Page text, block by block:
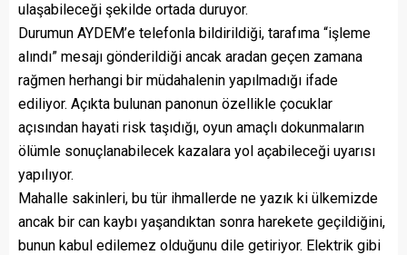
ulaşabileceği şekilde ortada duruyor.
Durumun AYDEM’e telefonla bildirildiği, tarafıma “işleme
alındı” mesajı gönderildiği ancak aradan geçen zamana
rağmen herhangi bir müdahalenin yapılmadığı ifade
ediliyor. Açıkta bulunan panonun özellikle çocuklar
açısından hayati risk taşıdığı, oyun amaçlı dokunmaların
ölümle sonuçlanabilecek kazalara yol açabileceği uyarısı
yapılıyor.
Mahalle sakinleri, bu tür ihmallerde ne yazık ki ülkemizde
ancak bir can kaybı yaşandıktan sonra harekete geçildiğini,
bunun kabul edilemez olduğunu dile getiriyor. Elektrik gibi